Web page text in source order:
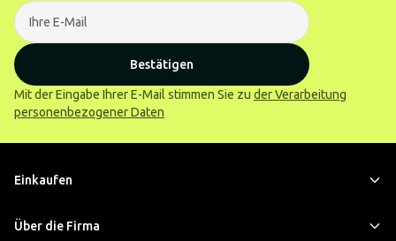
Bestätigen
Mit der Eingabe Ihrer E-Mail stimmen Sie zu der Verarbeitung
personenbezogener Daten
Einkaufen
Über die Firma